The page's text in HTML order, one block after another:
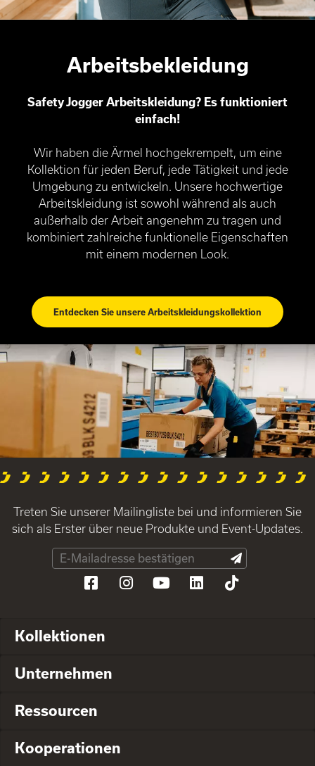
Arbeitsbekleidung
Safety Jogger Arbeitskleidung? Es funktioniert
einfach!
Wir haben die Ärmel hochgekrempelt, um eine
Kollektion für jeden Beruf, jede Tätigkeit und jede
Umgebung zu entwickeln. Unsere hochwertige
Arbeitskleidung ist sowohl während als auch
außerhalb der Arbeit angenehm zu tragen und
kombiniert zahlreiche funktionelle Eigenschaften
mit einem modernen Look.
Entdecken Sie unsere Arbeitskleidungskollektion
Treten Sie unserer Mailingliste bei und informieren Sie
sich als Erster über neue Produkte und Event-Updates.
Kollektionen
Unternehmen
Ressourcen
Kooperationen